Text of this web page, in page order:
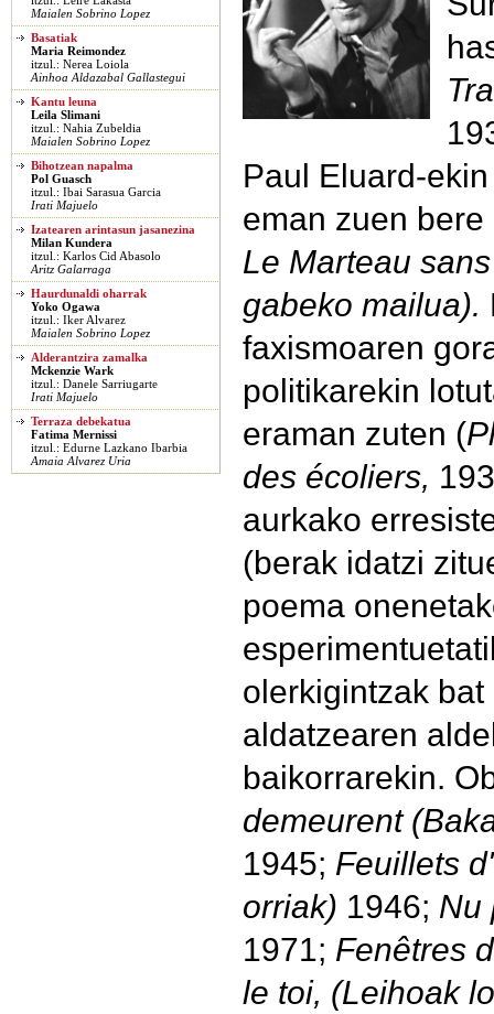
Paul Eluard-
eman zuen
Le Marteau
gabeko mailua).
faxismoaren
politikarekin
eraman zuten (
des écoliers,
aurkako
(berak idatzi
poema
olerkigintzak
aldatzearen
baikorrarekin.
demeurent
1945; Feuillets
orriak) 1946; Nu
1971; Fenêtres
le toi, (Leihoak
Maialen Sobrino Lopez
Basatiak
Maria Reimondez
itzul.: Nerea Loiola
Ainhoa Aldazabal Gallastegui
Kantu leuna
Leila Slimani
itzul.: Nahia Zubeldia
Maialen Sobrino Lopez
Bihotzean napalma
Pol Guasch
itzul.: Ibai Sarasua Garcia
Irati Majuelo
Izatearen arintasun jasanezina
Milan Kundera
itzul.: Karlos Cid Abasolo
Aritz Galarraga
Haurdunaldi oharrak
Yoko Ogawa
itzul.: Iker Alvarez
Maialen Sobrino Lopez
Alderantzira zamalka
Mckenzie Wark
itzul.: Danele Sarriugarte
Irati Majuelo
Terraza debekatua
Fatima Mernissi
itzul.: Edurne Lazkano Ibarbia
Amaia Alvarez Uria